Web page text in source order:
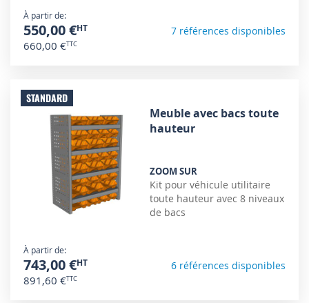
À partir de
550,00 €
660,00 €
7 références disponibles
STANDARD
Meuble avec bacs toute
hauteur
ZOOM SUR
Kit pour véhicule utilitaire
toute hauteur avec 8 niveaux
de bacs
À partir de
743,00 €
891,60 €
6 références disponibles